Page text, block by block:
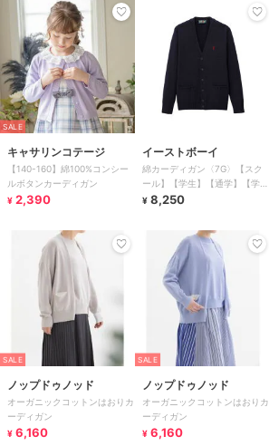
SALE
キャサリンコテージ
【140-160】綿100%コンシー
ルボタンカーディガン
¥ 2,390
イーストボーイ
綿カーディガン〈7G〉【スク
ール】【学生】【通学】【学
校】
¥ 8,250
SALE
ノップドゥノッド
オーガニックコットンはおりカ
ーディガン
¥ 6,160
SALE
ノップドゥノッド
オーガニックコットンはおりカ
ーディガン
¥ 6,160